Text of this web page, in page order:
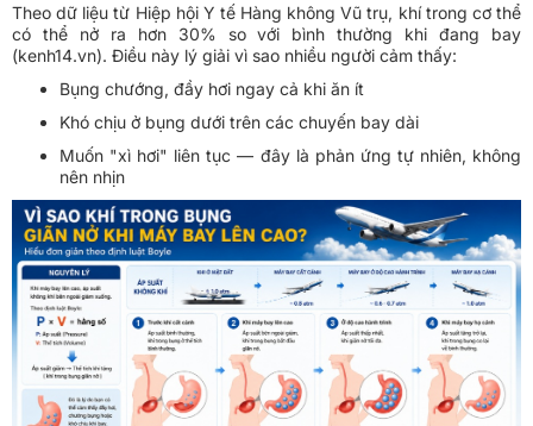
Theo dữ liệu từ Hiệp hội Y tế Hàng không Vũ trụ, khí trong cơ thể
có thể nở ra hơn 30% so với bình thường khi đang bay
(kenh14.vn). Điều này lý giải vì sao nhiều người cảm thấy:
Bụng chướng, đầy hơi ngay cả khi ăn ít
Khó chịu ở bụng dưới trên các chuyến bay dài
Muốn "xì hơi" liên tục — đây là phản ứng tự nhiên, không
nên nhịn